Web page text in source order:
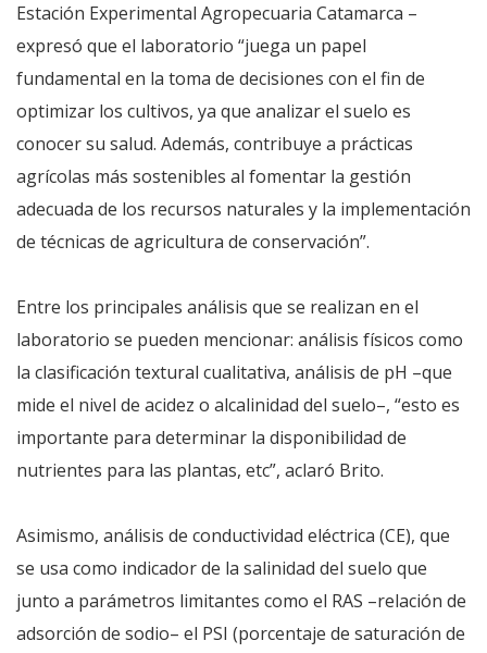
Estación Experimental Agropecuaria Catamarca –
expresó que el laboratorio “juega un papel
fundamental en la toma de decisiones con el fin de
optimizar los cultivos, ya que analizar el suelo es
conocer su salud. Además, contribuye a prácticas
agrícolas más sostenibles al fomentar la gestión
adecuada de los recursos naturales y la implementación
de técnicas de agricultura de conservación”.
Entre los principales análisis que se realizan en el
laboratorio se pueden mencionar: análisis físicos como
la clasificación textural cualitativa, análisis de pH –que
mide el nivel de acidez o alcalinidad del suelo–, “esto es
importante para determinar la disponibilidad de
nutrientes para las plantas, etc”, aclaró Brito.
Asimismo, análisis de conductividad eléctrica (CE), que
se usa como indicador de la salinidad del suelo que
junto a parámetros limitantes como el RAS –relación de
adsorción de sodio– el PSI (porcentaje de saturación de